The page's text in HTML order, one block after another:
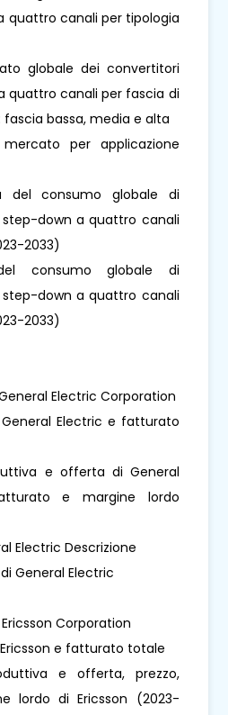
quattro canali per tipologia
globale dei convertitori
quattro canali per fascia di
bassa, media e alta
per applicazione
del consumo globale di
down a quattro canali
2033)
consumo globale di
down a quattro canali
2033)
Electric Corporation
General Electric e fatturato
e offerta di General
e margine lordo
Electric Descrizione
General Electric
Corporation
e fatturato totale
e offerta, prezzo,
lordo di Ericsson (2023-